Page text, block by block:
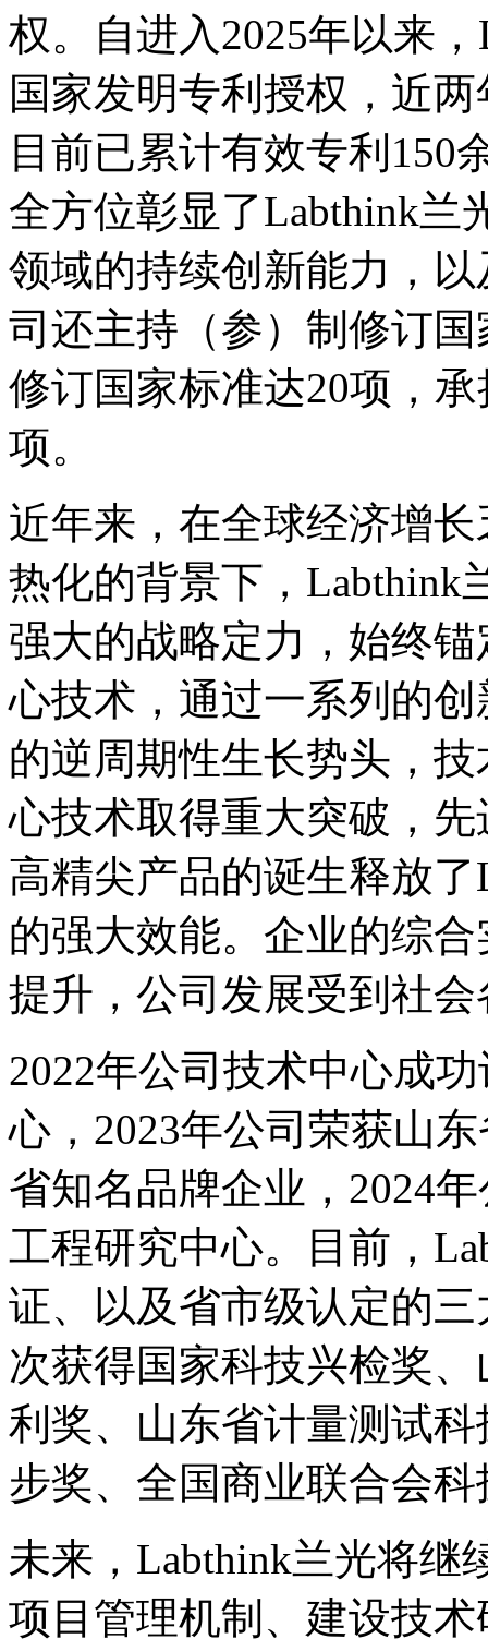
权。自进入2025年以来
国家发明专利授权，近
目前已累计有效专利150
全方位彰显了Labthink兰
领域的持续创新能力，
司还主持（参）制修订
修订国家标准达20项，
项。
近年来，在全球经济增
热化的背景下，Labthink
强大的战略定力，始终
心技术，通过一系列的
的逆周期性生长势头，
心技术取得重大突破，
高精尖产品的诞生释放
的强大效能。企业的综
提升，公司发展受到社
2022年公司技术中心成
心，2023年公司荣获山
省知名品牌企业，2024
工程研究中心。目前，
证、以及省市级认定的
次获得国家科技兴检奖
利奖、山东省计量测试
步奖、全国商业联合会
未来，Labthink兰光将继
项目管理机制、建设技